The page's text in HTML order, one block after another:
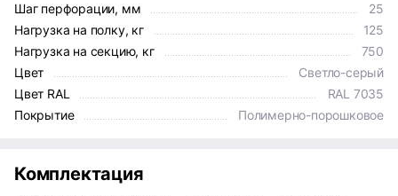
Шаг перфорации, мм
25
Нагрузка на полку, кг
125
Нагрузка на секцию, кг
750
Цвет
Светло-серый
Цвет RAL
RAL 7035
Покрытие
Полимерно-порошковое
Комплектация